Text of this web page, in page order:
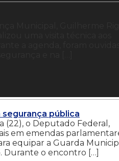
pública
(22), o Deputado Federal,
em emendas
equipar a Guarda
Durante o encontro […]